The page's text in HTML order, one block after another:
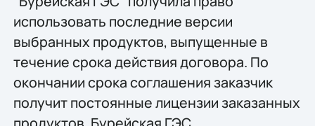
использовать последние версии
выбранных продуктов, выпущенные в
течение срока действия договора. По
окончании срока соглашения заказчик
получит постоянные лицензии заказанных